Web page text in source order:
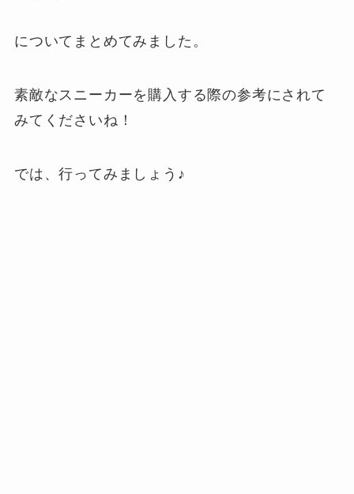
についてまとめてみました。
素敵なスニーカーを購入する際の参考にされて
みてくださいね！
では、行ってみましょう♪